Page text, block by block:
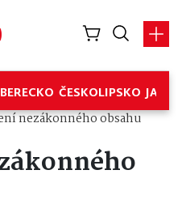
ČESKOLIPSKO
nezákonného obsahu